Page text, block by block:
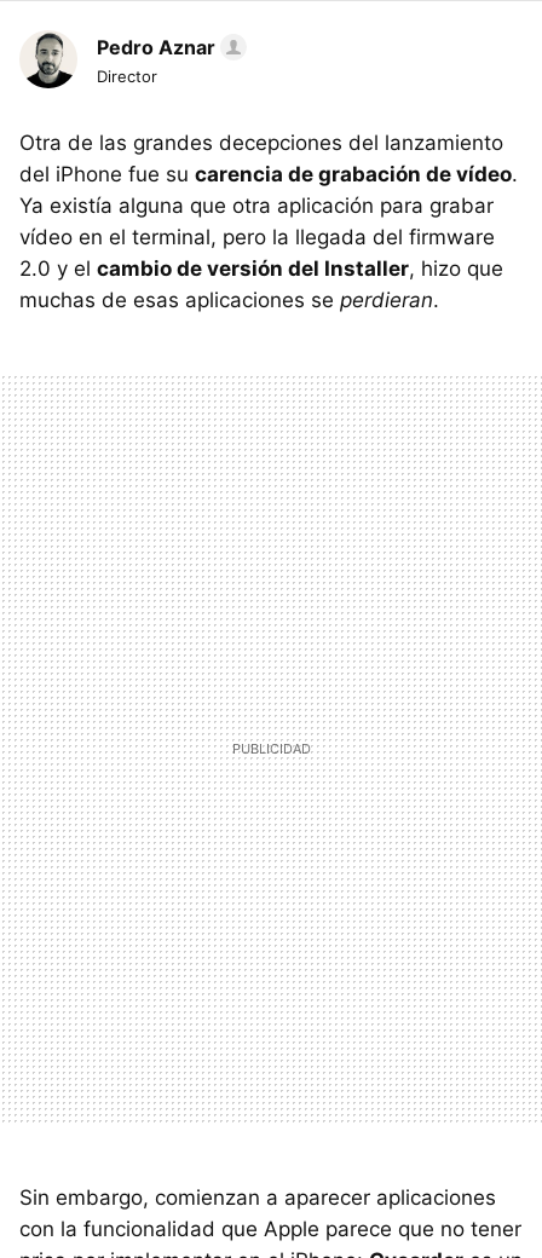
Pedro Aznar
Director
Otra de las grandes decepciones del lanzamiento
del iPhone fue su carencia de grabación de vídeo.
Ya existía alguna que otra aplicación para grabar
vídeo en el terminal, pero la llegada del firmware
2.0 y el cambio de versión del Installer, hizo que
muchas de esas aplicaciones se perdieran.
Sin embargo, comienzan a aparecer aplicaciones
con la funcionalidad que Apple parece que no tener